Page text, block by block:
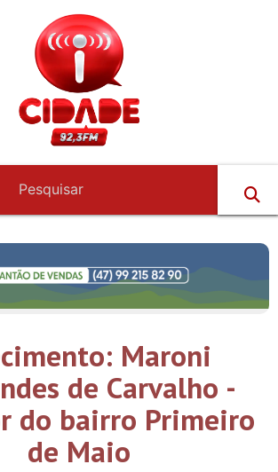
Maroni
de Carvalho -
do bairro Primeiro
de Maio